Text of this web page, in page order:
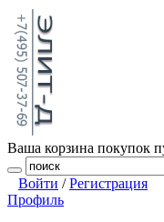
Ваша корзина покупок
Войти /Регистрация
Профиль